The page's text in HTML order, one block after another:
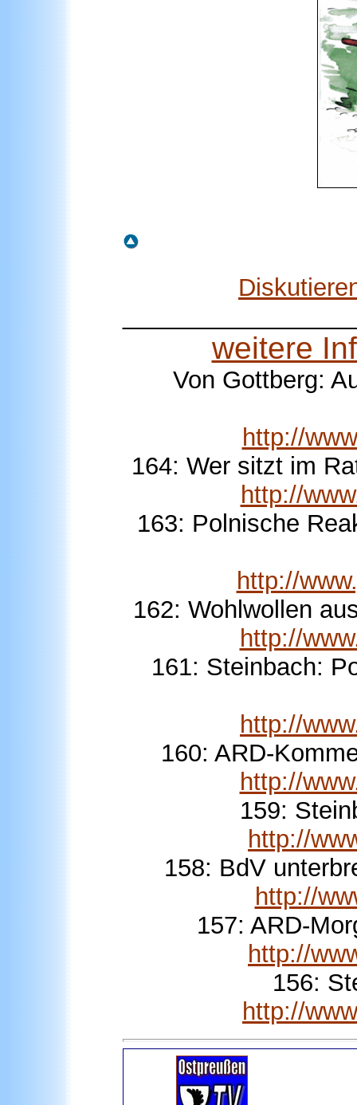
weitere
Von Gottberg:
http://
164: Wer sitzt im
http://
163: Polnische
http://
162: Wohlwollen
http://
161: Steinbach:
http://
160: ARD-
http://
159:
http://
158: BdV
http://
157: ARD-
http://
156:
http://